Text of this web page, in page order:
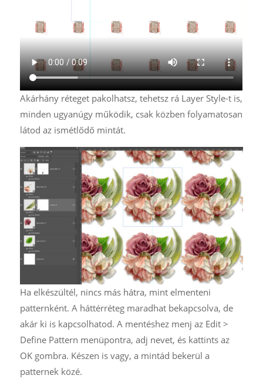
Akárhány réteget pakolhatsz, tehetsz rá Layer Style-t is,
minden ugyanúgy működik, csak közben folyamatosan
látod az ismétlődő mintát.
Ha elkészültél, nincs más hátra, mint elmenteni
patternként. A háttérréteg maradhat bekapcsolva, de
akár ki is kapcsolhatod. A mentéshez menj az Edit >
Define Pattern menüpontra, adj nevet, és kattints az
OK gombra. Készen is vagy, a mintád bekerül a
patternek közé.